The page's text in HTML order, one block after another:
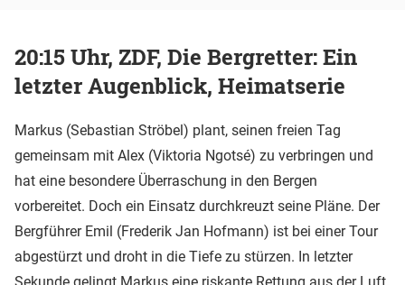
20:15 Uhr, ZDF, Die Bergretter: Ein
letzter Augenblick, Heimatserie
Markus (Sebastian Ströbel) plant, seinen freien Tag
gemeinsam mit Alex (Viktoria Ngotsé) zu verbringen und
hat eine besondere Überraschung in den Bergen
vorbereitet. Doch ein Einsatz durchkreuzt seine Pläne. Der
Bergführer Emil (Frederik Jan Hofmann) ist bei einer Tour
abgestürzt und droht in die Tiefe zu stürzen. In letzter
Sekunde gelingt Markus eine riskante Rettung aus der Luft.